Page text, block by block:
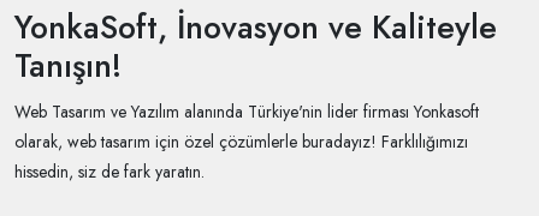
YonkaSoft, İnovasyon ve Kaliteyle
Tanışın!
Web Tasarım ve Yazılım alanında Türkiye'nin lider firması Yonkasoft
olarak, web tasarım için özel çözümlerle buradayız! Farklılığımızı
hissedin, siz de fark yaratın.